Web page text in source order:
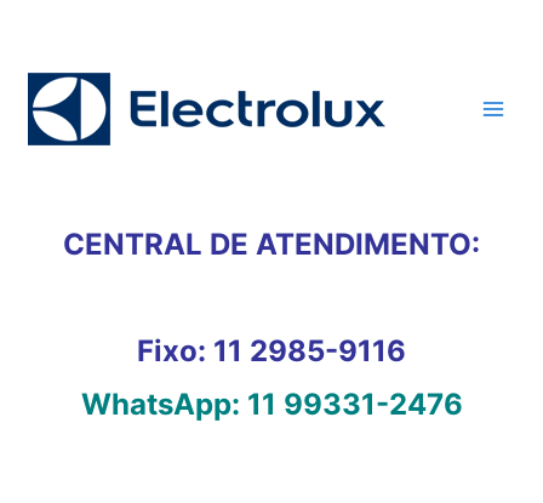
conteúdo
CENTRAL DE ATENDIMENTO:
Fixo: 11 2985-9116
WhatsApp: 11 99331-2476